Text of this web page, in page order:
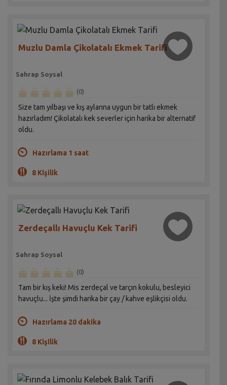
Muzlu Damla Çikolatalı Ekmek Tarifi
Sahrap Soysal
(0)
Size tam yılbaşı ve kış aylarına uygun bir tatlı ekmek
hazırladım! Çikolatalı kek severler için harika bir alternatif
oldu.
Hazırlama 1 saat
8 Kişilik
Zerdeçallı Havuçlu Kek Tarifi
Sahrap Soysal
(0)
Tam bir kış keki! Mis zerdeçal ve tarçın kokulu, besleyici
havuçlu... İşte şimdi harika bir çay / kahve eşlikçisi oldu.
Hazırlama 20 dakika
8 Kişilik